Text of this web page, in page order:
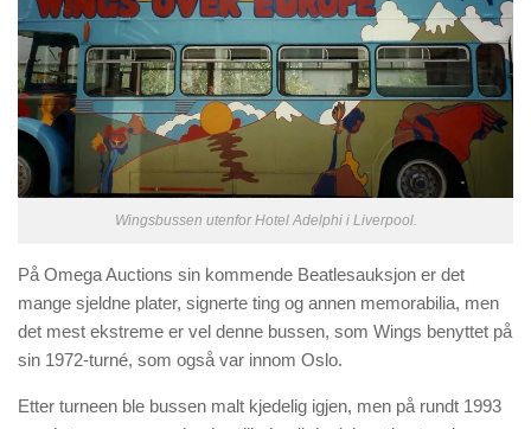
Wingsbussen utenfor Hotel Adelphi i Liverpool.
På Omega Auctions sin kommende Beatlesauksjon er det
mange sjeldne plater, signerte ting og annen memorabilia, men
det mest ekstreme er vel denne bussen, som Wings benyttet på
sin 1972-turné, som også var innom Oslo.
Etter turneen ble bussen malt kjedelig igjen, men på rundt 1993